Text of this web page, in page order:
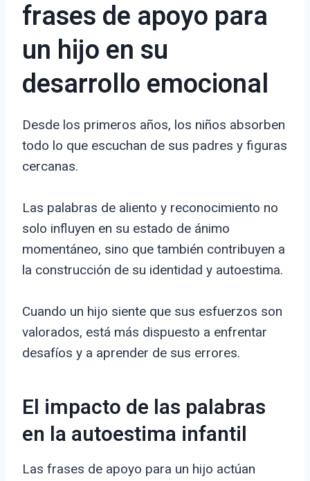
frases de apoyo para
un hijo en su
desarrollo emocional
Desde los primeros años, los niños absorben
todo lo que escuchan de sus padres y figuras
cercanas.
Las palabras de aliento y reconocimiento no
solo influyen en su estado de ánimo
momentáneo, sino que también contribuyen a
la construcción de su identidad y autoestima.
Cuando un hijo siente que sus esfuerzos son
valorados, está más dispuesto a enfrentar
desafíos y a aprender de sus errores.
El impacto de las palabras
en la autoestima infantil
Las frases de apoyo para un hijo actúan